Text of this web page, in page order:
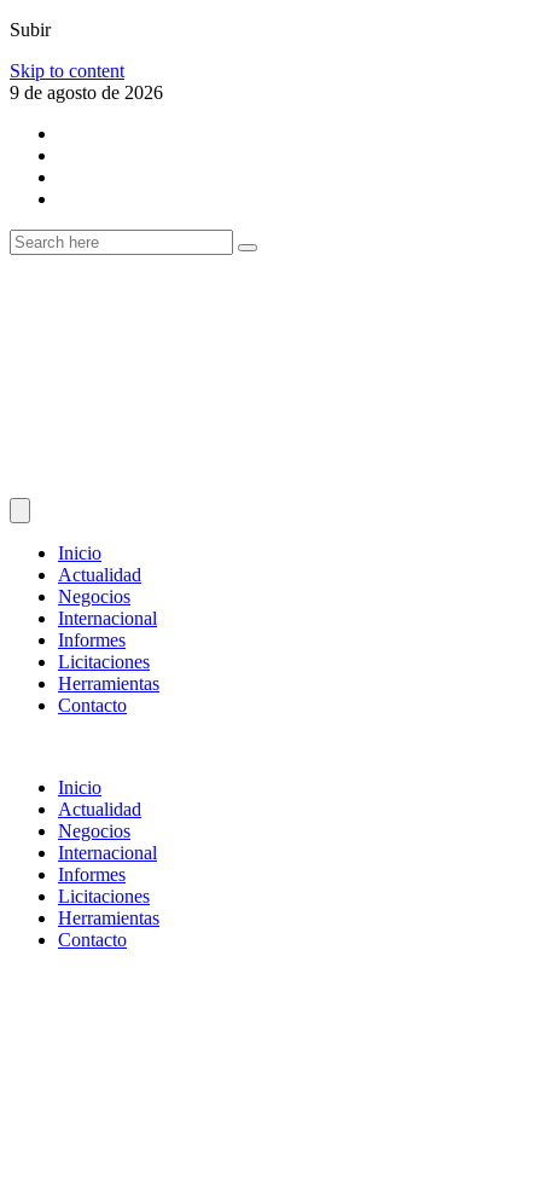
Subir
Skip to content
9 de agosto de 2026
Inicio
Actualidad
Negocios
Internacional
Informes
Licitaciones
Herramientas
Contacto
Inicio
Actualidad
Negocios
Internacional
Informes
Licitaciones
Herramientas
Contacto